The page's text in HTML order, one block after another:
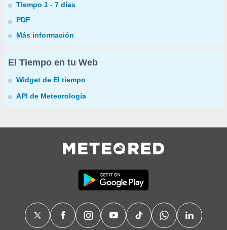
Tiempo 1 - 7 días
PDF
Más información
El Tiempo en tu Web
Widget de El tiempo
API de Meteorología